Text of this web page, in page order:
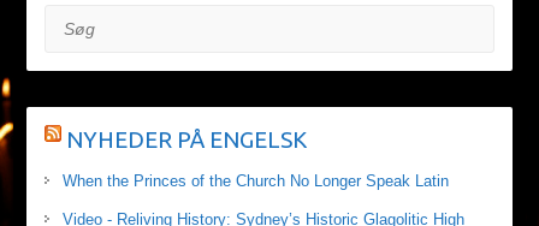
Søg
NYHEDER PÅ ENGELSK
When the Princes of the Church No Longer Speak Latin
Video - Reliving History: Sydney’s Historic Glagolitic High